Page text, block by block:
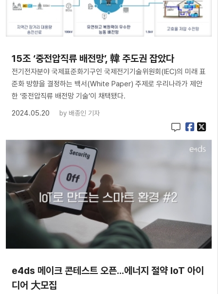
15조 ‘중전압직류 배전망’, 韓 주도권 잡았다
전기전자분야 국제표준화기구인 국제전기기술위원회(IEC)의 미래 표
준화 방향을 결정하는 백서(White Paper) 주제로 우리나라가 제안
한 ‘중전압직류 배전망 기술’이 채택됐다.
2024.05.20
by 배종인 기자
e4ds 메이크 콘테스트 오픈...에너지 절약 IoT 아이
디어 大모집